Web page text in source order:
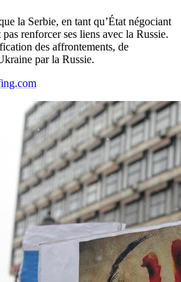
la Serbie, en tant qu’État négociant
renforcer ses liens avec la Russie.
des affrontements, de
par la Russie.